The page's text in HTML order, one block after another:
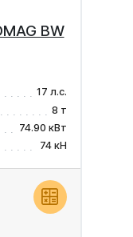
BW
17 л.с.
8 т
74.90 кВт
74 кН